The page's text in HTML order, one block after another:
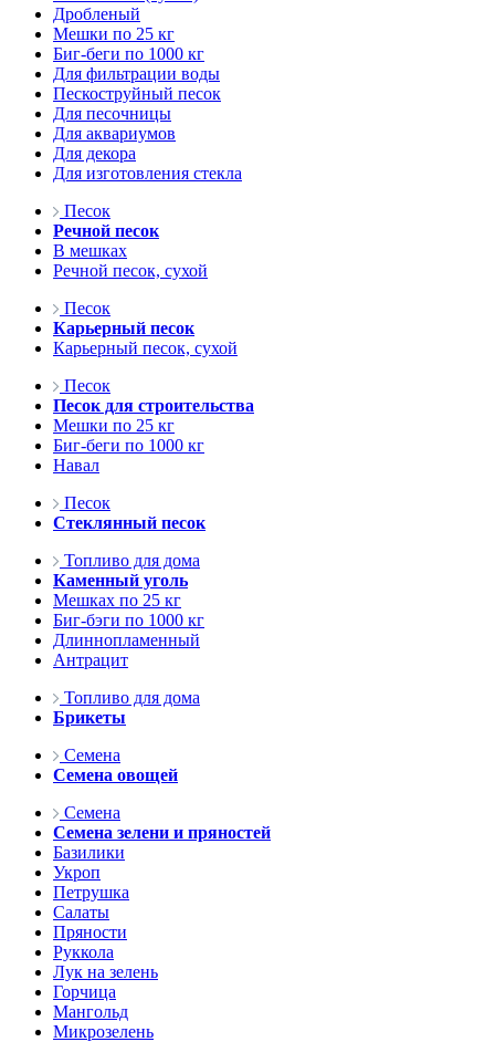
Дробленый
Мешки по 25 кг
Биг-беги по 1000 кг
Для фильтрации воды
Пескоструйный песок
Для песочницы
Для аквариумов
Для декора
Для изготовления стекла
Песок
Речной песок
В мешках
Речной песок, сухой
Песок
Карьерный песок
Карьерный песок, сухой
Песок
Песок для строительства
Мешки по 25 кг
Биг-беги по 1000 кг
Навал
Песок
Стеклянный песок
Топливо для дома
Каменный уголь
Мешках по 25 кг
Биг-бэги по 1000 кг
Длиннопламенный
Антрацит
Топливо для дома
Брикеты
Семена
Семена овощей
Семена
Семена зелени и пряностей
Базилики
Укроп
Петрушка
Салаты
Пряности
Руккола
Лук на зелень
Горчица
Мангольд
Микрозелень